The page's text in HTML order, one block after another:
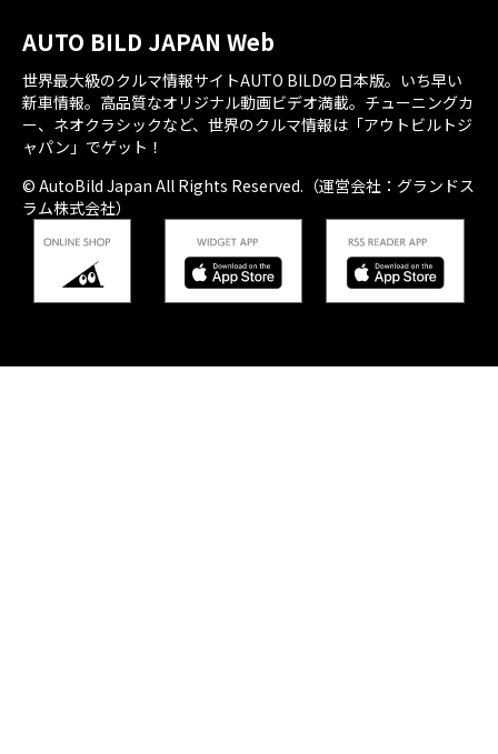
AUTO BILD JAPAN Web
世界最大級のクルマ情報サイトAUTO BILDの日本版。いち早い
新車情報。高品質なオリジナル動画ビデオ満載。チューニングカ
ー、ネオクラシックなど、世界のクルマ情報は「アウトビルトジ
ャパン」でゲット！
© AutoBild Japan All Rights Reserved.（運営会社：グランドス
ラム株式会社）